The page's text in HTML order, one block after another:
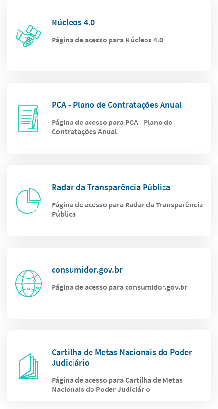
Núcleos 4.0
Página de acesso para Núcleos 4.0
PCA - Plano de Contratações Anual
Página de acesso para PCA - Plano de
Contratações Anual
Radar da Transparência Pública
Página de acesso para Radar da Transparência
Pública
consumidor.gov.br
Página de acesso para consumidor.gov.br
Cartilha de Metas Nacionais do Poder
Judiciário
Página de acesso para Cartilha de Metas
Nacionais do Poder Judiciário